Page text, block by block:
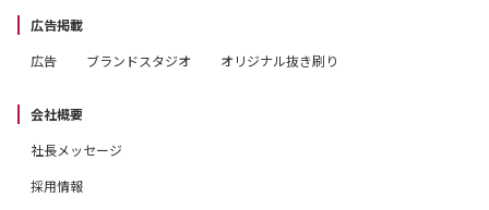
広告掲載
広告
ブランドスタジオ オリジナル抜き刷り
会社概要
社長メッセージ
採用情報